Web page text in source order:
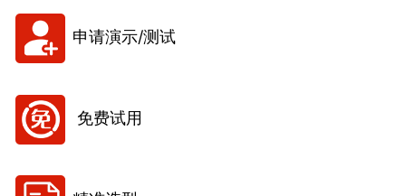
申请演示/测试
免费试用